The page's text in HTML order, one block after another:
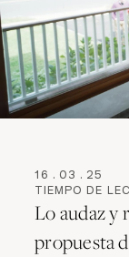
16 . 03 . 25
TIEMPO DE
Lo audaz y
propuesta